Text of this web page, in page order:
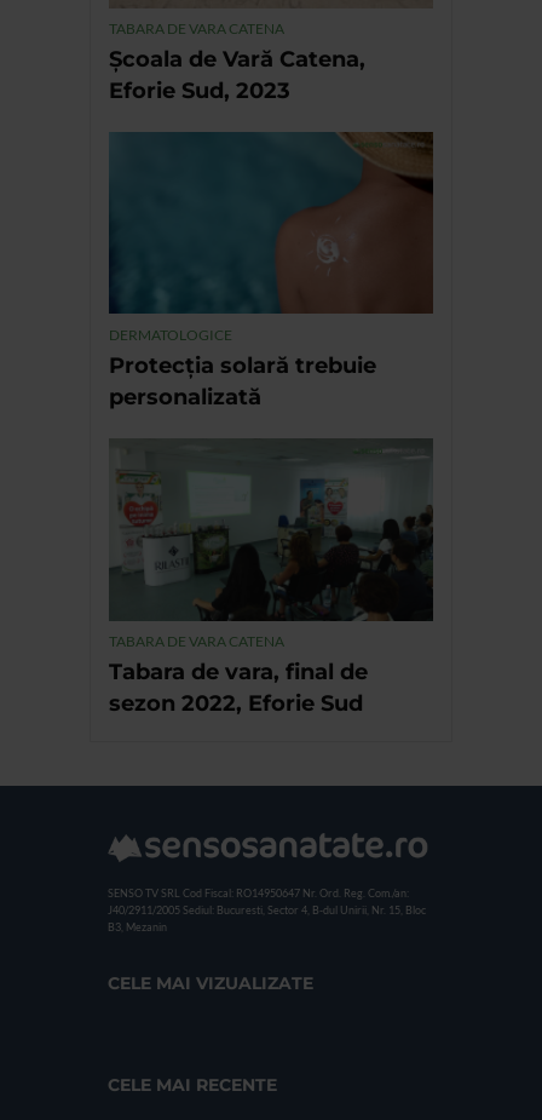
TABARA DE VARA CATENA
Școala de Vară Catena,
Eforie Sud, 2023
DERMATOLOGICE
Protecția solară trebuie
personalizată
TABARA DE VARA CATENA
Tabara de vara, final de
sezon 2022, Eforie Sud
SENSO TV SRL Cod Fiscal: RO14950647 Nr. Ord. Reg. Com./an:
J40/2911/2005 Sediul: Bucuresti, Sector 4, B-dul Unirii, Nr. 15, Bloc
B3, Mezanin
CELE MAI VIZUALIZATE
CELE MAI RECENTE